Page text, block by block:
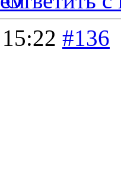
15:22 #136